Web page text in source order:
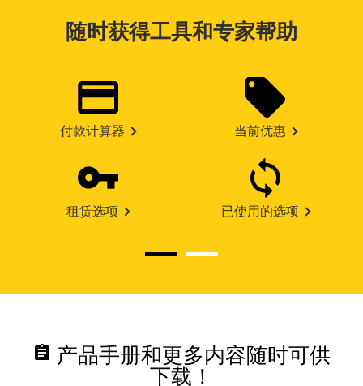
随时获得工具和专家帮助
付款计算器 当前优惠
租赁选项 已使用的选项
assignment 产品手册和更多内容随时可供
下载！